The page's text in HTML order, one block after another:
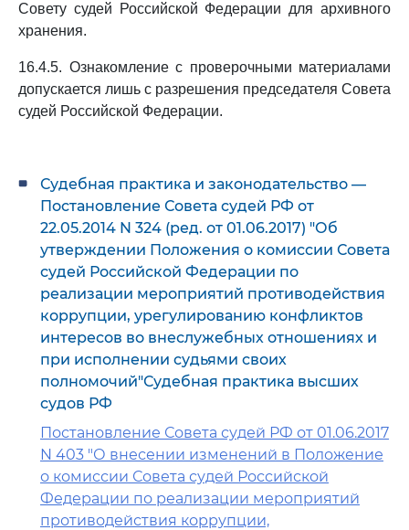
Совету судей Российской Федерации для архивного
хранения.
16.4.5. Ознакомление с проверочными материалами
допускается лишь с разрешения председателя Совета
судей Российской Федерации.
Судебная практика и законодательство —
Постановление Совета судей РФ от
22.05.2014 N 324 (ред. от 01.06.2017) "Об
утверждении Положения о комиссии Совета
судей Российской Федерации по
реализации мероприятий противодействия
коррупции, урегулированию конфликтов
интересов во внеслужебных отношениях и
при исполнении судьями своих
полномочий"Судебная практика высших
судов РФ
Постановление Совета судей РФ от 01.06.2017
N 403 "О внесении изменений в Положение
о комиссии Совета судей Российской
Федерации по реализации мероприятий
противодействия коррупции,